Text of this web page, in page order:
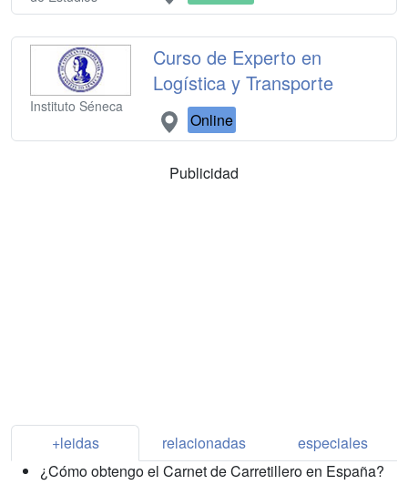
Instituto Séneca
Curso de Experto en
Logística y Transporte
Online
Publicidad
+leidas relacionadas
especiales
¿Cómo obtengo el Carnet de Carretillero en España?